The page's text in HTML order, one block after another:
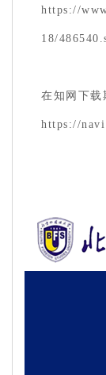
https://
18/
在知网下载
https://